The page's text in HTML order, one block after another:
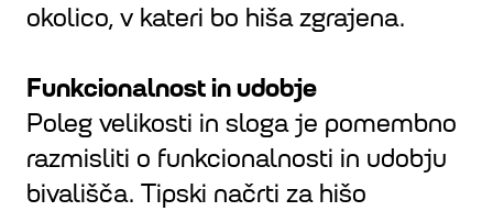
okolico, v kateri bo hiša zgrajena.
Funkcionalnost in udobje
Poleg velikosti in sloga je pomembno
razmisliti o funkcionalnosti in udobju
bivališča. Tipski načrti za hišo